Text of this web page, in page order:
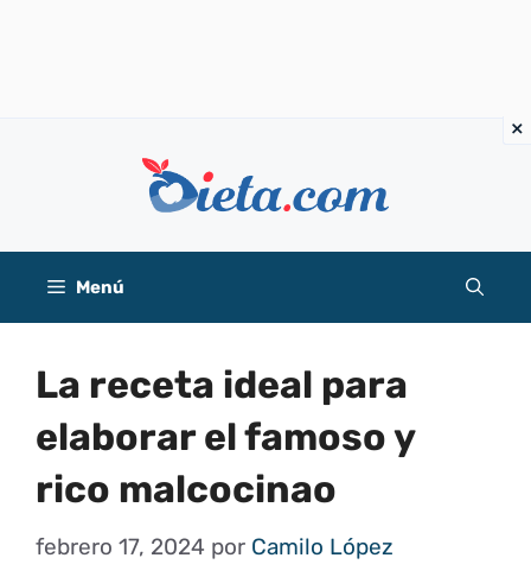
Menú
La receta ideal para
elaborar el famoso y
rico malcocinao
febrero 17, 2024 por Camilo López